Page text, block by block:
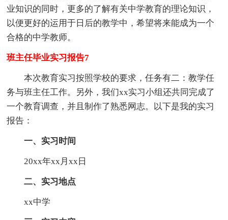
业知识的同时，更多的了解有关中学教育的理论知识，
以便更好的运用于日后的教学中，希望将来能成为一个
合格的中学教师。
班主任毕业实习报告7
本次教育实习按照学校的要求，任务有二：教学任
务与班主任工作。另外，我们xx实习小组还共同完成了
一个教育调查，并且制作了熟悉网志。以下是我的实习
报告：
一、实习时间
20xx年xx月xx日
二、实习地点
xx中学